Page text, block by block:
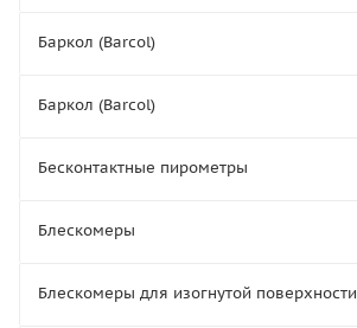
Баркол (Barcol)
Баркол (Barcol)
Бесконтактные пирометры
Блескомеры
Блескомеры для изогнутой поверхности